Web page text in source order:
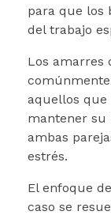
para que los
del trabajo
Los amarres
aquellos que
mantener su
ambas
estrés.
El enfoque
caso se